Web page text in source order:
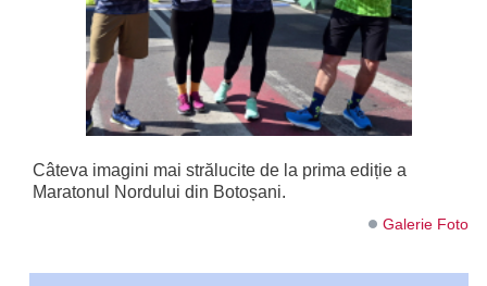
Câteva imagini mai strălucite de la prima ediție a
Maratonul Nordului din Botoșani.
Galerie Foto